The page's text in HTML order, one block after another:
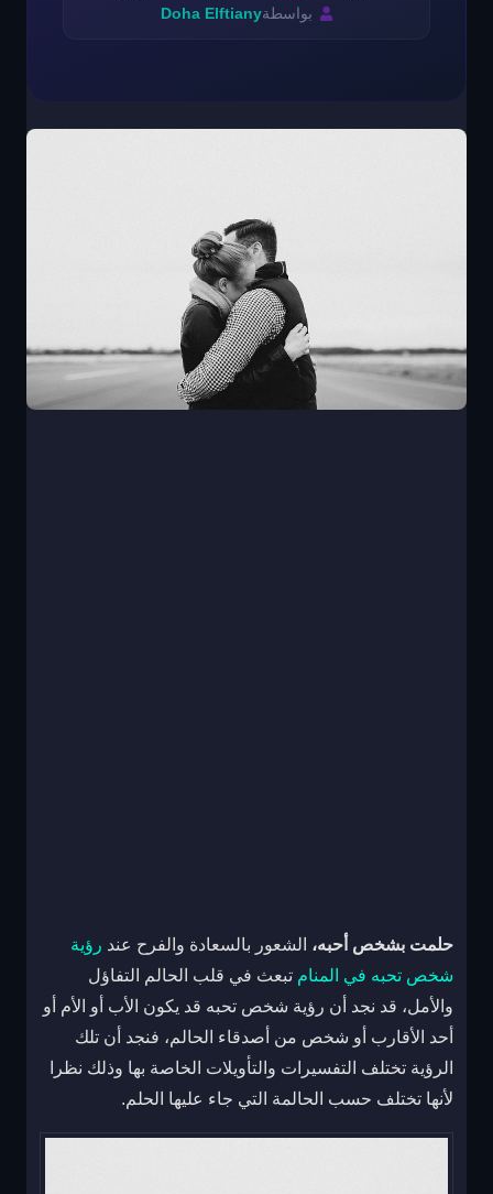
بواسطةDoha Elftiany
حلمت بشخص أحبه، الشعور بالسعادة والفرح عند رؤية
شخص تحبه في المنام تبعث في قلب الحالم التفاؤل
والأمل، قد نجد أن رؤية شخص تحبه قد يكون الأب أو الأم أو
أحد الأقارب أو شخص من أصدقاء الحالم، فنجد أن تلك
الرؤية تختلف التفسيرات والتأويلات الخاصة بها وذلك نظرا
لأنها تختلف حسب الحالمة التي جاء عليها الحلم.